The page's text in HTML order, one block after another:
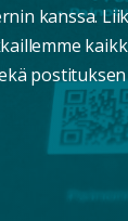
kanssa.